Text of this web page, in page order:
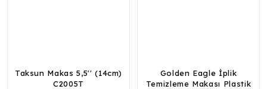
Taksun Makas 5,5'' (14cm)
C2005T
Golden Eagle İplik
Temizleme Makası Plastik